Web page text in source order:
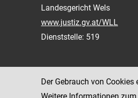
Landesgericht Wels
www.justiz.gv.at/WLL
Dienststelle: 519
Der Gebrauch von